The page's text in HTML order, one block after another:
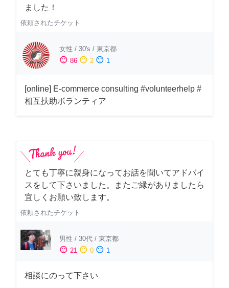
ました！
依頼されたチケット
女性 / 30's / 東京都
sentiment_satisfied 86 sentiment_neutral 2 sentiment_dissatisfied 1
[online] E-commerce consulting #volunteerhelp #
相互扶助ボランティア
とても丁寧に親身になってお話を聞いてアドバイ
スをして下さいました。またご縁がありましたら
宜しくお願い致します。
依頼されたチケット
男性 / 30代 / 東京都
sentiment_satisfied 21 sentiment_neutral 0 sentiment_dissatisfied 1
相談にのって下さい